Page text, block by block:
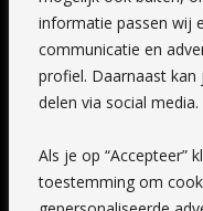
informatie passen wij
communicatie en
profiel. Daarnaast
delen via social media.
Als je op “Accepteer”
toestemming om
Favorieten
Mijn art alert
NIEUWSBRIEF